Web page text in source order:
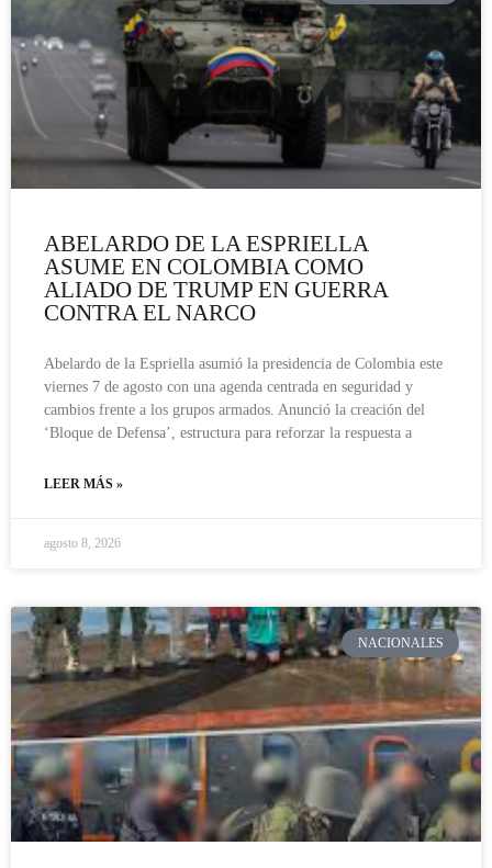
ABELARDO DE LA ESPRIELLA
ASUME EN COLOMBIA COMO
ALIADO DE TRUMP EN GUERRA
CONTRA EL NARCO
Abelardo de la Espriella asumió la presidencia de Colombia este
viernes 7 de agosto con una agenda centrada en seguridad y
cambios frente a los grupos armados. Anunció la creación del
‘Bloque de Defensa’, estructura para reforzar la respuesta a
LEER MÁS »
agosto 8, 2026
NACIONALES